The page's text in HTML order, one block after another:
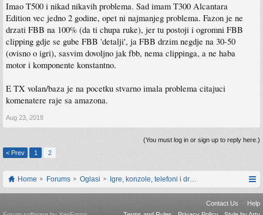
Imao T500 i nikad nikavih problema. Sad imam T300 Alcantara
Edition vec jedno 2 godine, opet ni najmanjeg problema. Fazon je ne
drzati FBB na 100% (da ti chupa ruke), jer tu postoji i ogromni FBB
clipping gdje se gube FBB 'detalji', ja FBB drzim negdje na 30-50
(ovisno o igri), sasvim dovoljno jak fbb, nema clippinga, a ne haba
motor i komponente konstantno.
E TX volan/baza je na pocetku stvarno imala problema citajuci
komenatere raje sa amazona.
Aug 23, 2018
(You must log in or sign up to reply here.)
< Prev
1 2
Home Forums Oglasi Igre, konzole, telefoni i drugi gadgeti
Contact Us
Help